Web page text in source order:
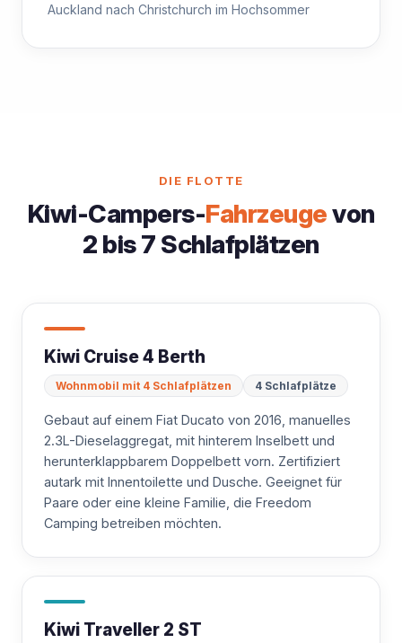
Auckland nach Christchurch im Hochsommer
DIE FLOTTE
Kiwi-Campers-Fahrzeugevon
2 bis 7 Schlafplätzen
Kiwi Cruise 4 Berth
Wohnmobil mit 4 Schlafplätzen 4 Schlafplätze
Gebaut auf einem Fiat Ducato von 2016, manuelles
2.3L-Dieselaggregat, mit hinterem Inselbett und
herunterklappbarem Doppelbett vorn. Zertifiziert
autark mit Innentoilette und Dusche. Geeignet für
Paare oder eine kleine Familie, die Freedom
Camping betreiben möchten.
Kiwi Traveller 2 ST